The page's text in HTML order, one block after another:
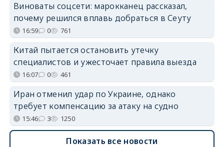
Виноваты соцсети: марокканец рассказал,
почему решился вплавь добраться в Сеуту
16:59 0 761
Китай пытается остановить утечку
специалистов и ужесточает правила выезда
16:07 0 461
Иран отменил удар по Украине, однако
требует компенсацию за атаку на судно
15:46 3 1250
Показать все новости